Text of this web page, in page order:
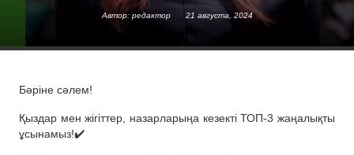
Автор: редактор 21 августа, 2024
Бәріне сәлем!
Қыздар мен жігіттер, назарларыңа кезекті ТОП-3 жаңалықты
ұсынамыз!✔️